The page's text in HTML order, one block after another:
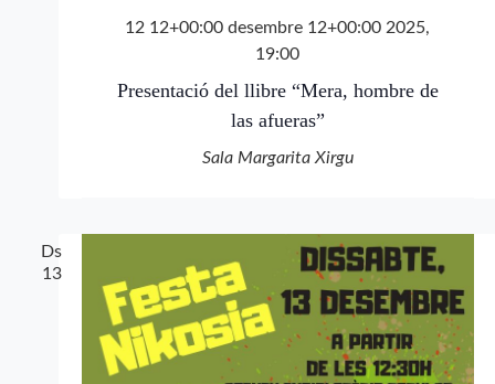
12 12+00:00 desembre 12+00:00 2025,
19:00
Presentació del llibre “Mera, hombre de
las afueras”
Sala Margarita Xirgu
Ds
13